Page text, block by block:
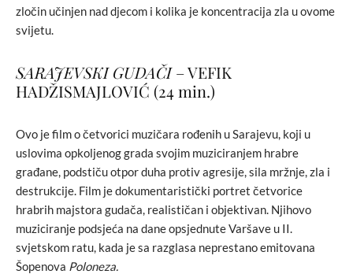
zločin učinjen nad djecom i kolika je koncentracija zla u ovome
svijetu.
SARAJEVSKI GUDAČI– VEFIK
HADŽISMAJLOVIĆ (24 min.)
Ovo je film o četvorici muzičara rođenih u Sarajevu, koji u
uslovima opkoljenog grada svojim muziciranjem hrabre
građane, podstiču otpor duha protiv agresije, sila mržnje, zla i
destrukcije. Film je dokumentaristički portret četvorice
hrabrih majstora gudača, realističan i objektivan. Njihovo
muziciranje podsjeća na dane opsjednute Varšave u II.
svjetskom ratu, kada je sa razglasa neprestano emitovana
Šopenova Poloneza.